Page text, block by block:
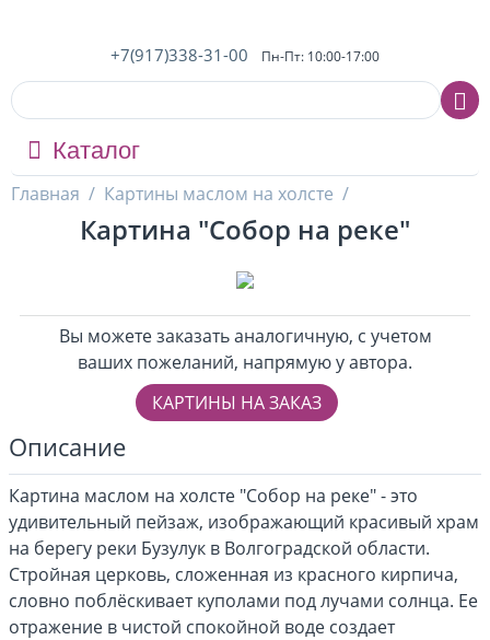
+7(917)338-31-00 Пн-Пт: 10:00-17:00
Каталог
Главная / Картины маслом на холсте /
Картина "Собор на реке"
Вы можете заказать аналогичную, с учетом
ваших пожеланий, напрямую у автора.
КАРТИНЫ НА ЗАКАЗ
Описание
Картина маслом на холсте "Собор на реке" - это
удивительный пейзаж, изображающий красивый храм
на берегу реки Бузулук в Волгоградской области.
Стройная церковь, сложенная из красного кирпича,
словно поблёскивает куполами под лучами солнца. Ее
отражение в чистой спокойной воде создает